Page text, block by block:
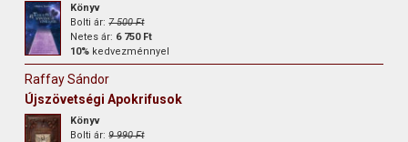
Könyv
Bolti ár:7 500 Ft
Netes ár: 6 750 Ft
10% kedvezménnyel
Raffay Sándor
Újszövetségi Apokrifusok
Könyv
Bolti ár:9 990 Ft